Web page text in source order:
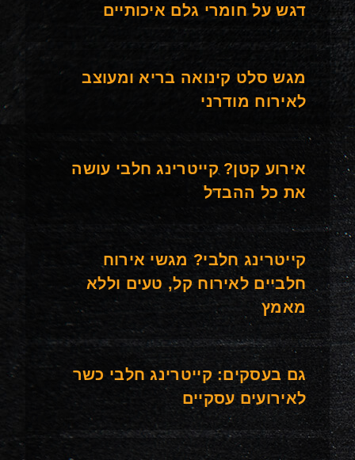
דגש על חומרי גלם איכותיים
מגש סלט קינואה בריא ומעוצב
לאירוח מודרני
אירוע קטן? קייטרינג חלבי עושה
את כל ההבדל
קייטרינג חלבי? מגשי אירוח
חלביים לאירוח קל, טעים וללא
מאמץ
גם בעסקים: קייטרינג חלבי כשר
לאירועים עסקיים